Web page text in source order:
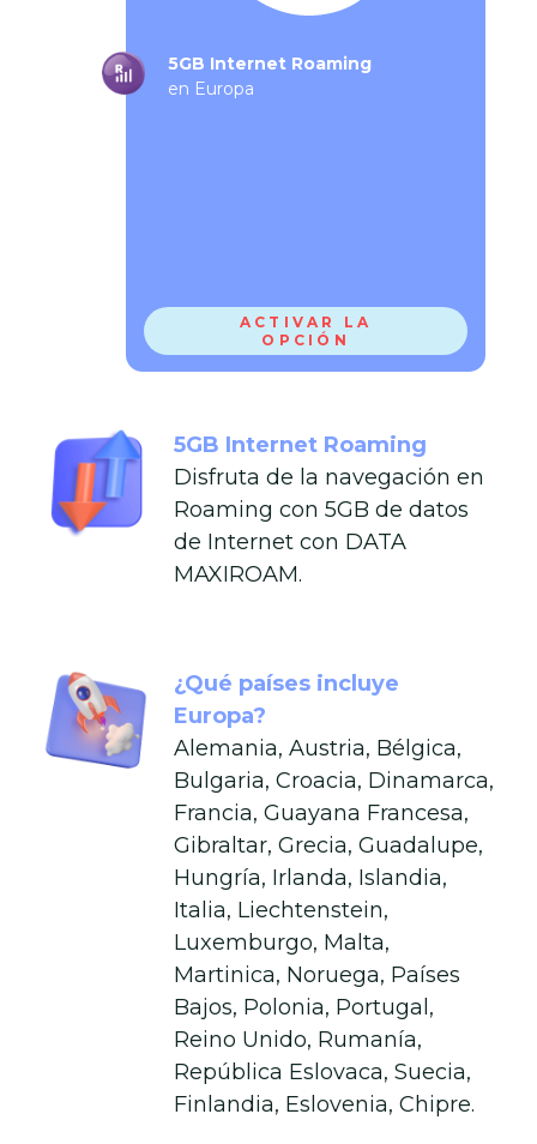
5GB Internet Roaming
en Europa
ACTIVAR LA
OPCIÓN
5GB Internet Roaming
Disfruta de la navegación en
Roaming con 5GB de datos
de Internet con DATA
MAXIROAM.
¿Qué países incluye
Europa?
Alemania, Austria, Bélgica,
Bulgaria, Croacia, Dinamarca,
Francia, Guayana Francesa,
Gibraltar, Grecia, Guadalupe,
Hungría, Irlanda, Islandia,
Italia, Liechtenstein,
Luxemburgo, Malta,
Martinica, Noruega, Países
Bajos, Polonia, Portugal,
Reino Unido, Rumanía,
República Eslovaca, Suecia,
Finlandia, Eslovenia, Chipre.